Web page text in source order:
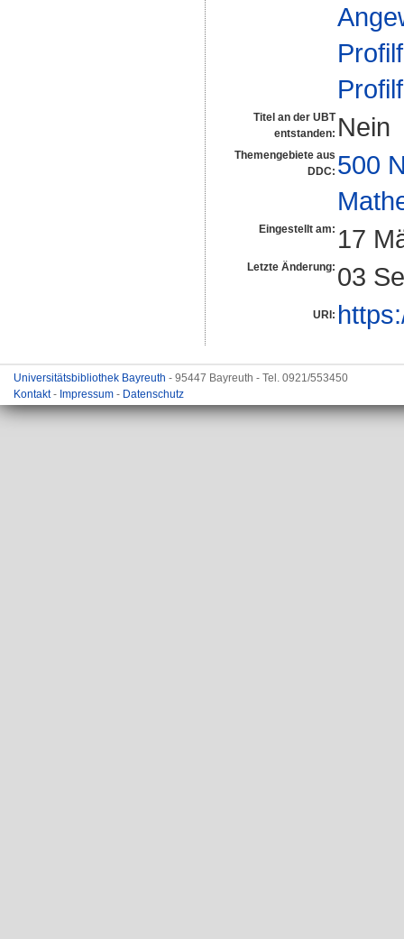
Titel an der UBT
entstanden: Nein
Themengebiete aus
DDC: 500
Eingestellt am: 17
Letzte Änderung: 03
URI:
Universitätsbibliothek Bayreuth - 95447 Bayreuth - Tel. 0921/553450
Kontakt- Impressum - Datenschutz